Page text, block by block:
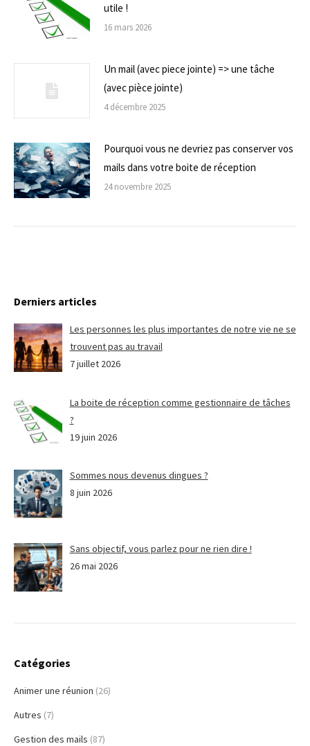
utile !
16 mars 2026
Un mail (avec piece jointe) => une tâche
(avec pièce jointe)
4 décembre 2025
Pourquoi vous ne devriez pas conserver vos
mails dans votre boite de réception
24 novembre 2025
Derniers articles
Les personnes les plus importantes de notre vie ne se
trouvent pas au travail
7 juillet 2026
La boite de réception comme gestionnaire de tâches
?
19 juin 2026
Sommes nous devenus dingues ?
8 juin 2026
Sans objectif, vous parlez pour ne rien dire !
26 mai 2026
Catégories
Animer une réunion (26)
Autres (7)
Gestion des mails (87)